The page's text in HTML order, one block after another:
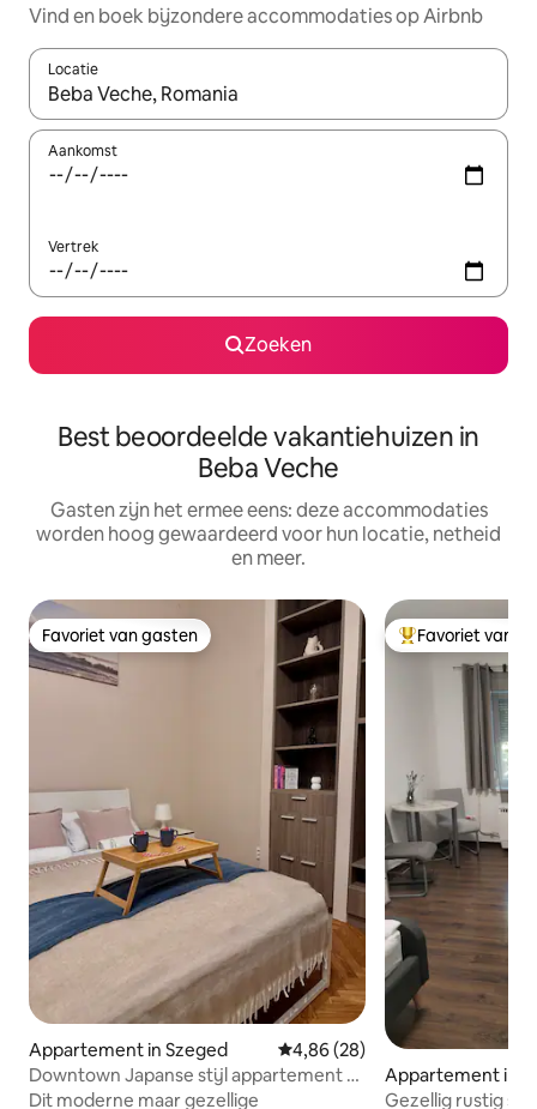
Vind en boek bijzondere accommodaties op Airbnb
Locatie
Wanneer er suggesties beschikbaar zijn, maak je een keuze
Aankomst
Vertrek
Zoeken
Best beoordeelde vakantiehuizen in
Beba Veche
Gasten zijn het ermee eens: deze accommodaties
worden hoog gewaardeerd voor hun locatie, netheid
en meer.
Favoriet van gasten
Favoriet van gasten
Appartement in Szeged Gemiddelde beoordeling van
4,86 (28)
Downtown Japanse stijl appartement -
Okaeri
Dit moderne maar gezellige
Topfavoriet van
Favoriet van
Appartement in
Gezellig rustig